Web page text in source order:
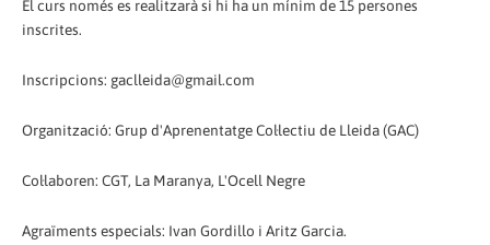
El curs només es realitzarà si hi ha un mínim de 15 persones
inscrites.
Inscripcions: gaclleida@gmail.com
Organització: Grup d'Aprenentatge Col·lectiu de Lleida (GAC)
Col·laboren: CGT, La Maranya, L'Ocell Negre
Agraïments especials: Ivan Gordillo i Aritz Garcia.